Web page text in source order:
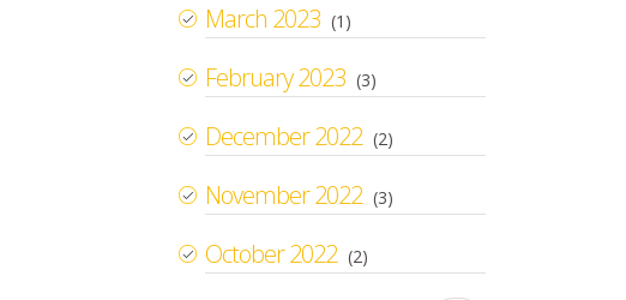
March 2023 (1)
February 2023 (3)
December 2022 (2)
November 2022 (3)
October 2022 (2)